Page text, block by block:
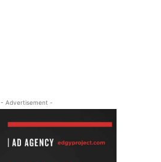
- Advertisement -